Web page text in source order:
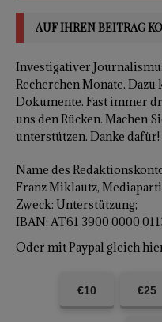
AUF IHREN BEITRAG
Investigativer
Recherchen Monate.
Dokumente. Fast immer
uns den Rücken. Machen
unterstützen. Danke dafür!
Name des
Franz Miklautz,
Zweck: Unterstützung;
IBAN: AT61 3900 0000
Oder mit Paypal gleich
€10 €25